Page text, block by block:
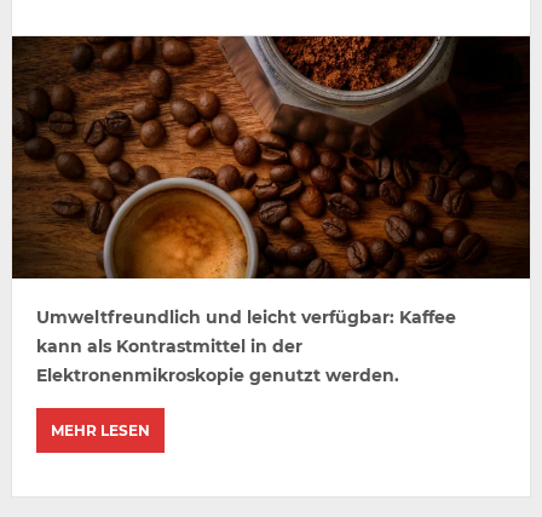
Umweltfreundlich und leicht verfügbar: Kaffee
kann als Kontrastmittel in der
Elektronenmikroskopie genutzt werden.
MEHR LESEN